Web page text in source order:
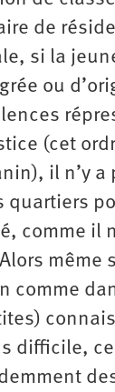
de
si la
ou
(cet
il n’y a
quartiers
comme il
même
comme
difficile,